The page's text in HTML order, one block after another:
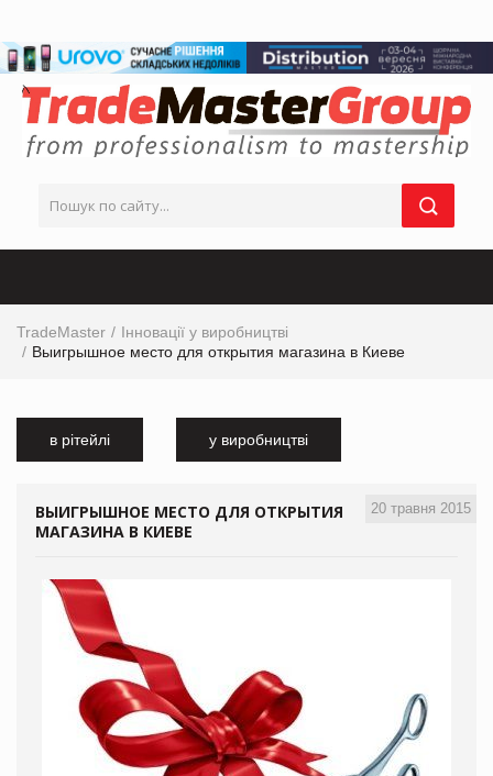
TradeMaster
Інновації у виробництві
Выигрышное место для открытия магазина в Киеве
в рітейлі у виробництві
20 травня 2015
ВЫИГРЫШНОЕ МЕСТО ДЛЯ ОТКРЫТИЯ
МАГАЗИНА В КИЕВЕ